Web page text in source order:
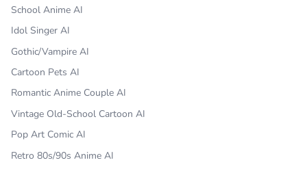
School Anime AI
Idol Singer AI
Gothic/Vampire AI
Cartoon Pets AI
Romantic Anime Couple AI
Vintage Old-School Cartoon AI
Pop Art Comic AI
Retro 80s/90s Anime AI